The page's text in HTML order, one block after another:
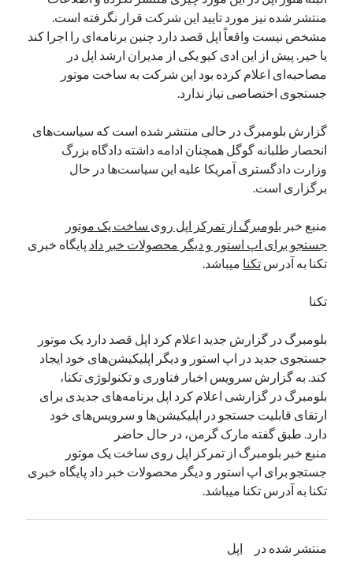
فوریه 2025
نوامبر 2024
سپتامبر 2024
آگوست 2024
جولای 2024
می 2024
آوریل 2024
فوریه 2024
ژانویه 2024
دسامبر 2023
سپتامبر 2023
آگوست 2023
جولای 2023
دسامبر 2022
دسته‌ها
دسته‌بندی نشده
منتشر شده نیز مورد تایید این شرکت قرار نگرفته است.
مشخص نیست واقعاً اپل قصد دارد چنین برنامه‌ای را اجرا کند
یا خیر. پیش از این ادی کیو یکی از مدیران ارشد اپل در
مصاحبه‌ای اعلام کرده بود این شرکت به ساخت موتور
جستجوی اختصاصی نیاز ندارد.
گزارش بلومبرگ در حالی منتشر شده است که سیاست‌های
انحصار طلبانه گوگل همچنان ادامه داشته دادگاه بزرگ
وزارت دادگستری آمریکا علیه این سیاست‌ها در حال
برگزاری است.
منبع خبر بلومبرگ از تمرکز اپل روی ساخت یک موتور
جستجو برای اپ استور و دیگر محصولات خبر داد پایگاه خبری
تکنا به آدرستکنا میباشد.
تکنا
بلومبرگ در گزارش جدید اعلام کرد اپل قصد دارد یک موتور
جستجوی جدید در اپ استور و دیگر اپلیکیشن‌های خود ایجاد
کند. به گزارش سرویس اخبار فناوری و تکنولوژی تکنا،
بلومبرگ در گزارشی اعلام کرد اپل برنامه‌های جدیدی برای
ارتقای قابلیت جستجو در اپلیکیشن‌ها و سرویس‌های خود
دارد. طبق گفته مارک گرمن، در حال حاضر
منبع خبر بلومبرگ از تمرکز اپل روی ساخت یک موتور
جستجو برای اپ استور و دیگر محصولات خبر داد پایگاه خبری
تکنا به آدرس تکنا میباشد.
منتشر شده در اپل